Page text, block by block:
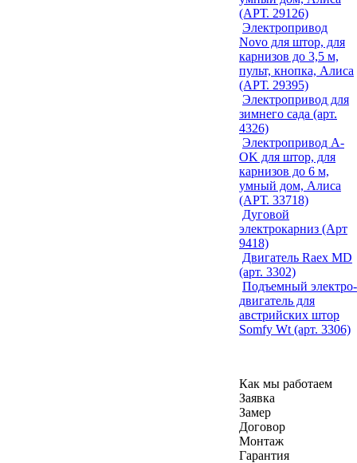
(АРТ. 29126)
Электропривод
Novo для штор, для
карнизов до 3,5 м,
пульт, кнопка, Алиса
(АРТ. 29395)
Электропривод для
зимнего сада (арт.
4326)
Электропривод A-
OK для штор, для
карнизов до 6 м,
умный дом, Алиса
(АРТ. 33718)
Дуговой
электрокарниз (Арт
9418)
Двигатель Raex MD
(арт. 3302)
Подъемный электро-
двигатель для
австрийских штор
Somfy Wt (арт. 3306)
Как мы работаем
Заявка
Замер
Договор
Монтаж
Гарантия